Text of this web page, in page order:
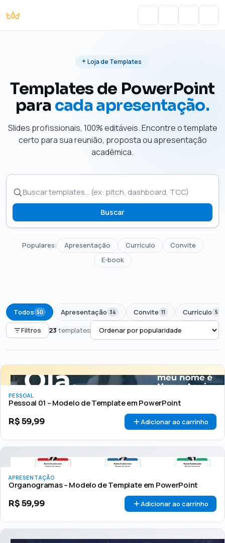
Loja de Templates
Templates de PowerPoint
para cada apresentação.
Slides profissionais, 100% editáveis. Encontre o template
certo para sua reunião, proposta ou apresentação
acadêmica.
Buscar
Populares: Apresentação Currículo
Convite
E-book
Todos 50 Apresentação 34 Convite 11 Currículo 5
Filtros 23 templates
PREÇO
Todos Até R$50 R$50 – R$100 Acima de R$100
OFERTA 🏷 Em promoção
PESSOAL
Pessoal 01 – Modelo de Template em PowerPoint
R$59,99 Adicionar ao carrinho
APRESENTAÇÃO
Organogramas – Modelo de Template em PowerPoint
R$59,99 Adicionar ao carrinho